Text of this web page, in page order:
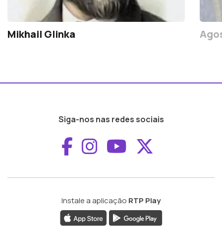
Mikhail Glinka
Siga-nos nas redes sociais
Aceder ao
Aceder ao
Aceder ao
Instale a aplicação RTP Play